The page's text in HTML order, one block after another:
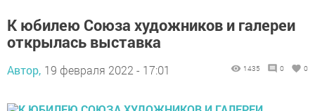
К юбилею Союза художников и галереи
открылась выставка
Автор, 19 февраля 2022 - 17:01 1435 0 0